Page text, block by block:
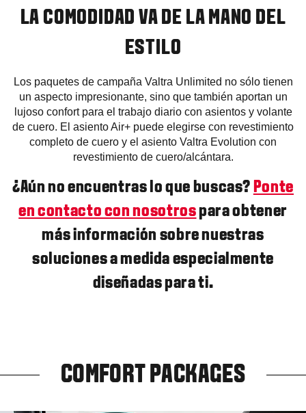
LA COMODIDAD VA DE LA MANO DEL
ESTILO
Los paquetes de campaña Valtra Unlimited no sólo tienen
un aspecto impresionante, sino que también aportan un
lujoso confort para el trabajo diario con asientos y volante
de cuero. El asiento Air+ puede elegirse con revestimiento
completo de cuero y el asiento Valtra Evolution con
revestimiento de cuero/alcántara.
¿Aún no encuentras lo que buscas? Ponte
en contacto con nosotrospara obtener
más información sobre nuestras
soluciones a medida especialmente
diseñadas para ti.
COMFORT PACKAGES